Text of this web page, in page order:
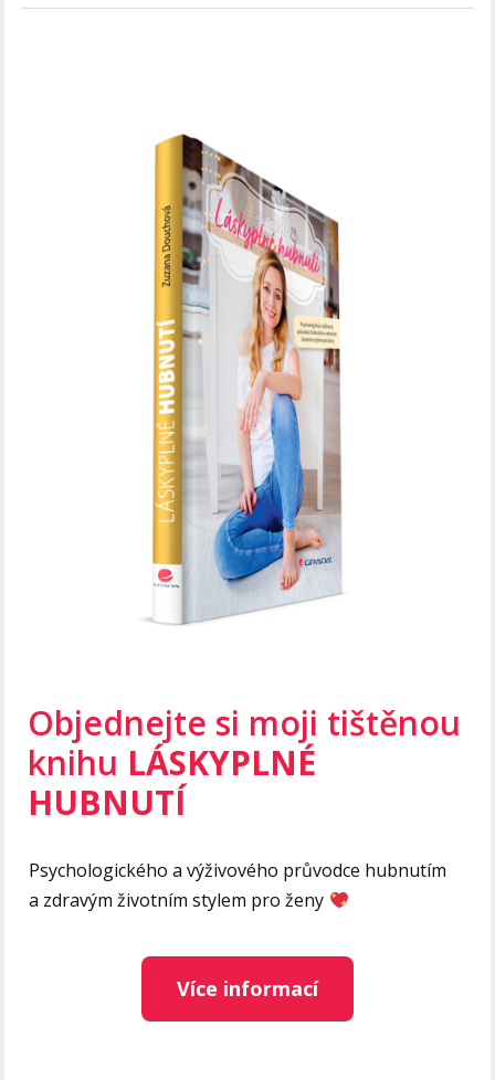
Objednejte si moji tištěnou
knihu LÁSKYPLNÉ
HUBNUTÍ
Psychologického a výživového průvodce hubnutím
a zdravým životním stylem pro ženy
Více informací